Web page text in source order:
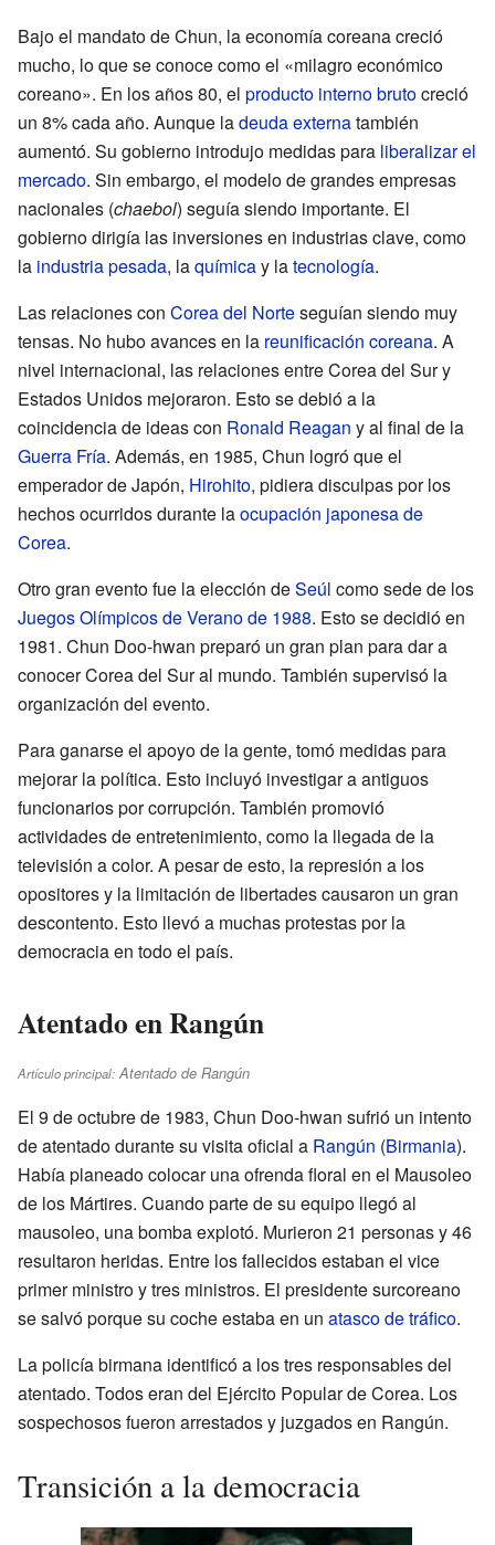
Bajo el mandato de Chun, la economía coreana creció
mucho, lo que se conoce como el «milagro económico
coreano». En los años 80, el producto interno brutocreció
un 8% cada año. Aunque ladeuda externatambién
aumentó. Su gobierno introdujo medidas para liberalizar el
mercado. Sin embargo, el modelo de grandes empresas
nacionales (chaebol) seguía siendo importante. El
gobierno dirigía las inversiones en industrias clave, como
la industria pesada, laquímicay latecnología.
Las relaciones con Corea del Norteseguían siendo muy
tensas. No hubo avances en la reunificación coreana. A
nivel internacional, las relaciones entre Corea del Sur y
Estados Unidos mejoraron. Esto se debió a la
coincidencia de ideas con Ronald Reagan y al final de la
Guerra Fría. Además, en 1985, Chun logró que el
emperador de Japón, Hirohito, pidiera disculpas por los
hechos ocurridos durante laocupación japonesa de
Corea.
Otro gran evento fue la elección deSeúl como sede de los
Juegos Olímpicos de Verano de 1988. Esto se decidió en
1981. Chun Doo-hwan preparó un gran plan para dar a
conocer Corea del Sur al mundo. También supervisó la
organización del evento.
Para ganarse el apoyo de la gente, tomó medidas para
mejorar la política. Esto incluyó investigar a antiguos
funcionarios por corrupción. También promovió
actividades de entretenimiento, como la llegada de la
televisión a color. A pesar de esto, la represión a los
opositores y la limitación de libertades causaron un gran
descontento. Esto llevó a muchas protestas por la
democracia en todo el país.
Atentado en Rangún
Artículo principal: Atentado de Rangún
El 9 de octubre de 1983, Chun Doo-hwan sufrió un intento
de atentado durante su visita oficial a Rangún (Birmania).
Había planeado colocar una ofrenda floral en el Mausoleo
de los Mártires. Cuando parte de su equipo llegó al
mausoleo, una bomba explotó. Murieron 21 personas y 46
resultaron heridas. Entre los fallecidos estaban el vice
primer ministro y tres ministros. El presidente surcoreano
se salvó porque su coche estaba en un atasco de tráfico.
La policía birmana identificó a los tres responsables del
atentado. Todos eran del Ejército Popular de Corea. Los
sospechosos fueron arrestados y juzgados en Rangún.
Transición a la democracia